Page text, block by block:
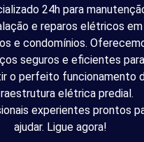
24h para
e reparos elétricos em
e condomínios.
seguros e eficientes para
o perfeito funcionamento
elétrica predial.
experientes prontos
ajudar. Ligue agora!